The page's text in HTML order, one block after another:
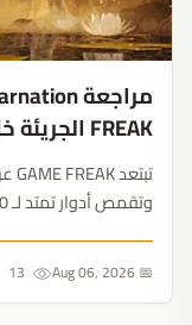
FREAK الجريئة خارج عالم Pokémon
📅 Aug 06, 2026